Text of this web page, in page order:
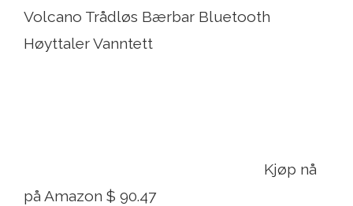
Volcano Trådløs Bærbar Bluetooth
Høyttaler Vanntett
Kjøp nå
på Amazon $ 90.47